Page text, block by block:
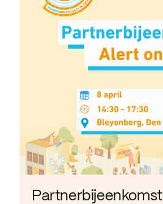
Partnerbijeenkomst